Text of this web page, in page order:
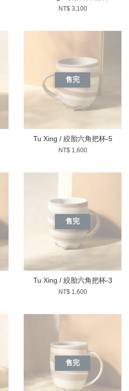
NT$ 3,100
售完
Tu Xing / 絞胎六角把杯-5
NT$ 1,600
售完
Tu Xing / 絞胎六角把杯-3
NT$ 1,600
售完